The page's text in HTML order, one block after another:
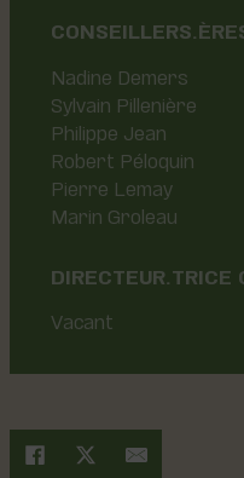
Nadine Demers
Sylvain Pillenière
Philippe Jean
Robert Péloquin
Pierre Lemay
Marin Groleau
DIRECTEUR.TRICE
Vacant